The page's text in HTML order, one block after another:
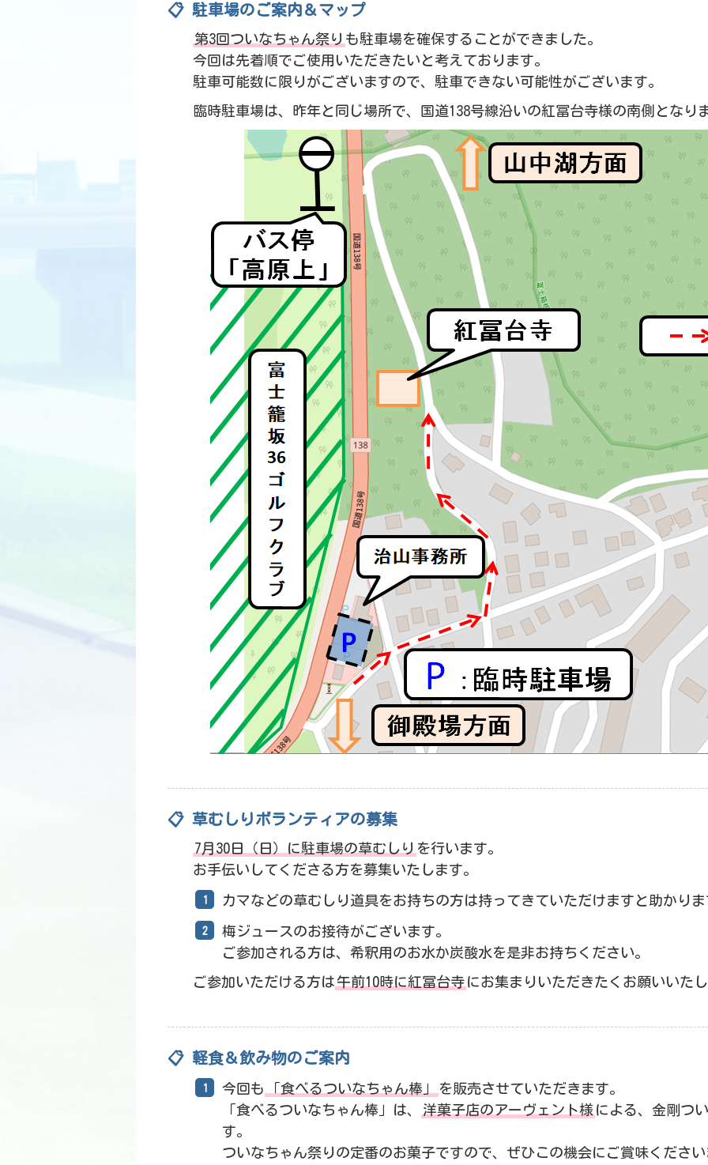
📋 駐車場のご案内＆マップ
第3回ついなちゃん祭り も駐車場を確保することができました。
今回は先着順でご使用いただきたいと考えております。
駐車可能数に限りがございますので、駐車できない可能性がございます。
臨時駐車場は、昨年と同じ場所で、国道138号線沿いの紅冨台寺様の南側となり
📋 草むしりボランティアの募集
7月30日（日）に駐車場の草むしり を行います。
お手伝いしてくださる方を募集いたします。
カマなどの草むしり道具をお持ちの方は持ってきていただけますと助かり
梅ジュースのお接待がございます。
ご参加される方は、希釈用のお水か炭酸水を是非お持ちください。
ご参加いただける方は 午前10時に紅冨台寺 にお集まりいただきたくお願いいた
📋 軽食＆飲み物のご案内
今回も 「食べるついなちゃん棒」
を販売させていただきます。
「食べるついなちゃん棒」は、
洋菓子店のアーヴェント様 による、金剛つ
す。
ついなちゃん祭りの定番のお菓子ですので、ぜひこの機会にご賞味くださ